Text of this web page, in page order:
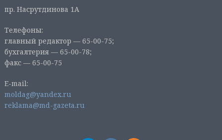
пр. Насрутдинова 1А
Телефоны:
главный редактор — 65-00-75;
бухгалтерия — 65-00-78;
факс — 65-00-75
E-mail:
moldag@yandex.ru
reklama@md-gazeta.ru